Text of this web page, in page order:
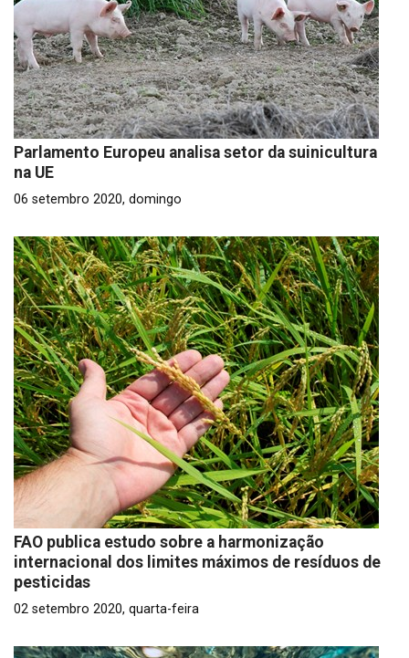
Parlamento Europeu analisa setor da suinicultura
na UE
06 setembro 2020, domingo
FAO publica estudo sobre a harmonização
internacional dos limites máximos de resíduos de
pesticidas
02 setembro 2020, quarta-feira